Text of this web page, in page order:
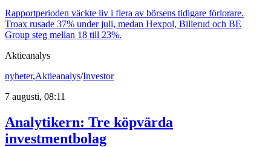
Rapportperioden väckte liv i flera av börsens tidigare förlorare.
Troax rusade 37% under juli, medan Hexpol, Billerud och BE
Group steg mellan 18 till 23%.
Aktieanalys
nyheter,Aktieanalys/Investor
7 augusti, 08:11
Analytikern: Tre köpvärda
investmentbolag